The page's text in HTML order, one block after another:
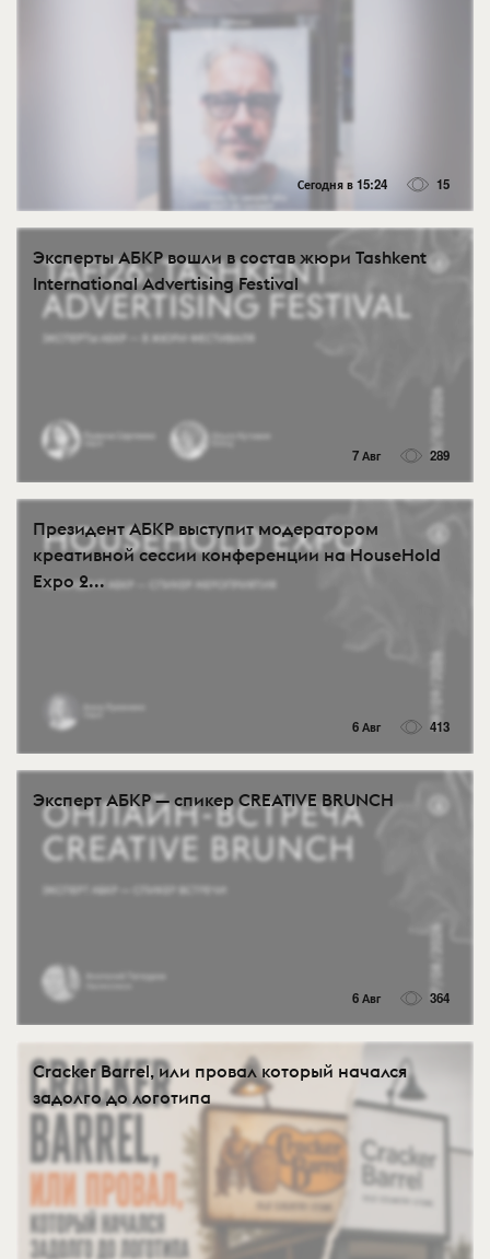
Сегодня в 15:24 15
Эксперты АБКР вошли в состав жюри Tashkent
International Advertising Festival
7 Авг 289
Президент АБКР выступит модератором
креативной сессии конференции на HouseHold
Expo 2...
6 Авг 413
Эксперт АБКР — спикер CREATIVE BRUNCH
6 Авг 364
Cracker Barrel, или провал который начался
задолго до логотипа